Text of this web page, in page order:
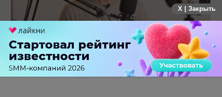
Российский рынок инфлюенс-маркетинга вошел в фазу
стагнации после нескольких лет роста
X | Закрыть